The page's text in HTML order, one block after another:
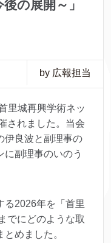
の展開～」
by 広報担当
里城再興学術ネッ
されました。当会
伊良波と副理事の
副理事のいのう
る2026年を「首里
でにどのような取
めました。